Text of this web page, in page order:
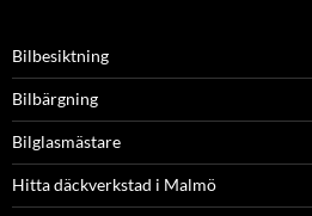
Bilbesiktning
Bilbärgning
Bilglasmästare
Hitta däckverkstad i Malmö